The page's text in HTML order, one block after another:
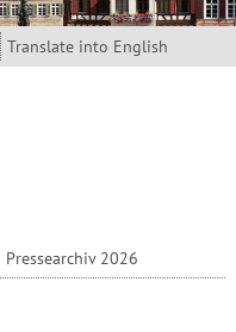
Translate into English
Pressearchiv 2026